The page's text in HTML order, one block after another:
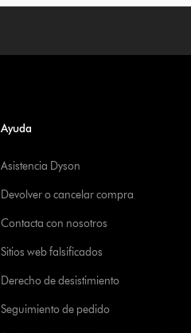
Ayuda
Asistencia Dyson
Devolver o cancelar compra
Contacta con nosotros
Sitios web falsificados
Derecho de desistimiento
Seguimiento de pedido